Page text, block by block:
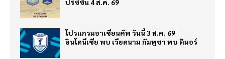
ปรีซีซั่น 4 ส.ค. 69
โปรแกรมอาเซียนคัพ วันนี้ 3 ส.ค. 69
อินโดนีเซีย พบ เวียดนาม กัมพูชา พบ ติมอร์